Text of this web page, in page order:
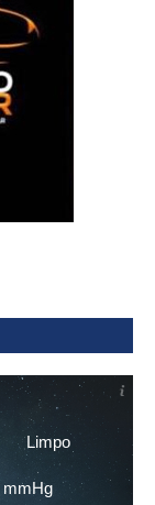
Limpo
mmHg